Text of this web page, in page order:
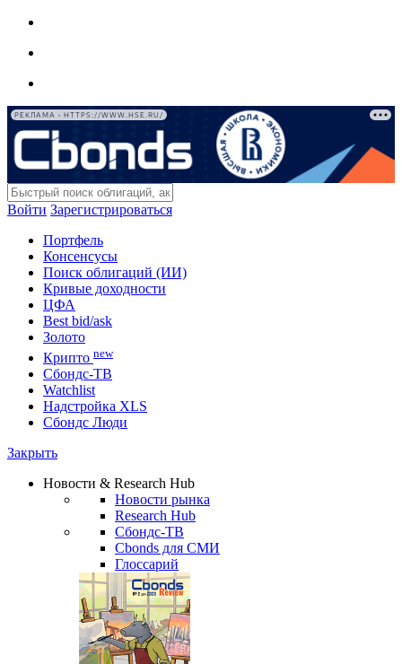
РЕКЛАМА • HTTPS://WWW.HSE.RU/
Войти Зарегистрироваться
Портфель
Консенсусы
Поиск облигаций (ИИ)
Кривые доходности
ЦФА
Best bid/ask
Золото
Крипто new
Сбондс-ТВ
Watchlist
Надстройка XLS
Сбондс Люди
Закрыть
Новости & Research Hub
Новости рынка
Research Hub
Сбондс-ТВ
Cbonds для СМИ
Глоссарий